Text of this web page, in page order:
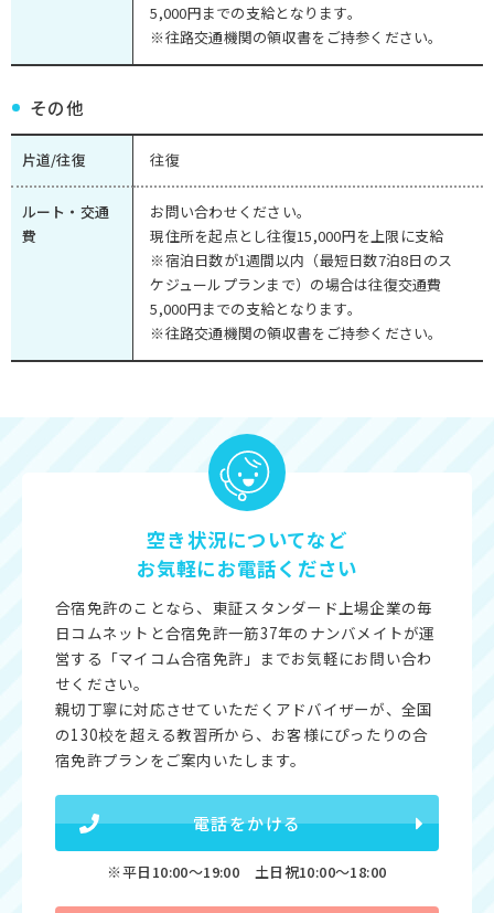
5,000円までの支給となります。
※往路交通機関の領収書をご持参ください。
その他
片道/往復 往復
ルート・交通
費
お問い合わせください。
現住所を起点とし往復15,000円を上限に支給
※宿泊日数が1週間以内（最短日数7泊8日のス
ケジュールプランまで）の場合は往復交通費
5,000円までの支給となります。
※往路交通機関の領収書をご持参ください。
空き状況についてなど
お気軽にお電話ください
合宿免許のことなら、東証スタンダード上場企業の毎
日コムネットと合宿免許一筋37年のナンバメイトが運
営する「マイコム合宿免許」までお気軽にお問い合わ
せください。
親切丁寧に対応させていただくアドバイザーが、全国
の130校を超える教習所から、お客様にぴったりの合
宿免許プランをご案内いたします。
電話をかける
※平日10:00〜19:00 土日祝10:00〜18:00